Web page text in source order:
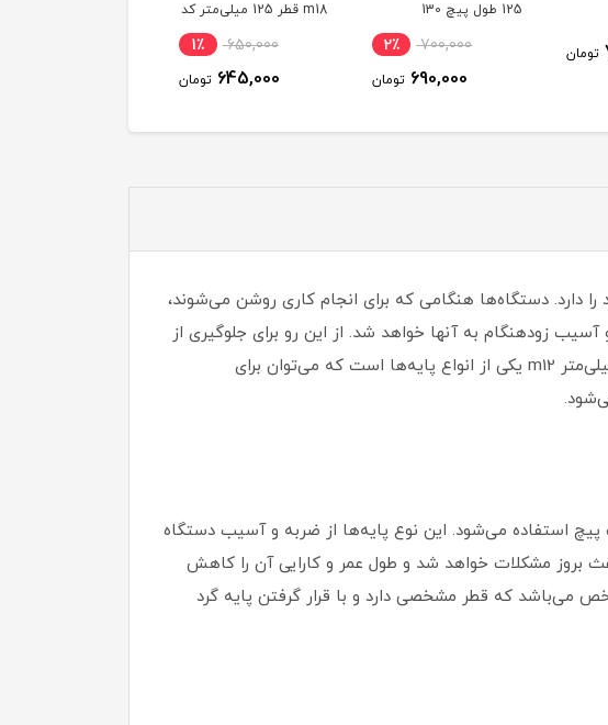
2٪
m18 قطر 125 میلی‌متر کد
00202070
650,000 1٪
645,000 تومان
00202075
390,000 3٪
380,000 تومان
دارد. دستگاه‌ها هنگامی که برای انجام کاری روشن می‌شوند،
زودهنگام به آنها خواهد شد. از این رو برای جلوگیری از
بروز چنین مشکلاتی می‌توان پایه‌هایی را به آنها نصب کرد. پایه گرد آهنی مفصلی ایران البرز قطر 78 میلی‌متر m12 یکی از انواع پایه‌ها است که می‌توان برای
پیچ استفاده می‌شود. این نوع پایه‌ها از ضربه و آسیب دستگاه
بروز مشکلات خواهد شد و طول عمر و کارایی آن را کاهش
می‌باشد که قطر مشخصی دارد و با قرار گرفتن پایه گرد